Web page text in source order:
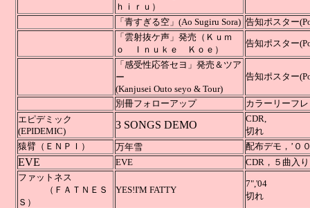
ｈｉｒｕ）
「青すぎる空」 (Ao Sugiru Sora) 告知ポスター
「雲射抜ケ声」発売 （Ｋｕｍ
ｏ Ｉｎｕｋｅ Ｋｏｅ）
告知ポスター
「感受性応答セヨ」発売＆ツア
ー
(Kanjusei Outo seyo & Tour)
告知ポス
別冊フォローアップ
カラーリーフ
エピデミック
(EPIDEMIC)
3 SONGS DEMO
切れ
猿臂（ＥＮＰＩ）
万年雪 配布デモ
EVE EVE
CDR，５曲入り
ファットネス
（ＦＡＴＮＥＳ
Ｓ）
YES!I'M FATTY
切れ